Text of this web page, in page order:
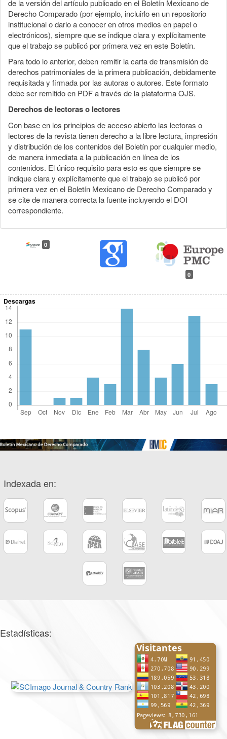
de la versión del artículo publicado en el Boletín Mexicano de
Derecho Comparado (por ejemplo, incluirlo en un repositorio
institucional o darlo a conocer en otros medios en papel o
electrónicos), siempre que se indique clara y explícitamente
que el trabajo se publicó por primera vez en este Boletín.
Para todo lo anterior, deben remitir la carta de transmisión de
derechos patrimoniales de la primera publicación, debidamente
requisitada y firmada por las autoras o autores. Este formato
debe ser remitido en PDF a través de la plataforma OJS.
Derechos de lectoras o lectores
Con base en los principios de acceso abierto las lectoras o
lectores de la revista tienen derecho a la libre lectura, impresión
y distribución de los contenidos del Boletín por cualquier medio,
de manera inmediata a la publicación en línea de los
contenidos. El único requisito para esto es que siempre se
indique clara y explícitamente que el trabajo se publicó por
primera vez en el Boletín Mexicano de Derecho Comparado y
se cite de manera correcta la fuente incluyendo el DOI
correspondiente.
0
0
Descargas
Indexada en:
Estadísticas: